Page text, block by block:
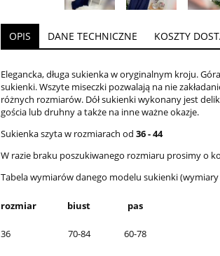
OPIS DANE TECHNICZNE KOSZTY
Elegancka, długa sukienka w oryginalnym kroju.
sukienki. Wszyte miseczki pozwalają na nie
różnych rozmiarów. Dół sukienki wykonany jest
gościa lub druhny a także na inne ważne okazje.
Sukienka szyta w rozmiarach od 36 - 44
W razie braku
Tabela wymiarów danego modelu sukienki
rozmiar biust pas
36 70-84 60-78